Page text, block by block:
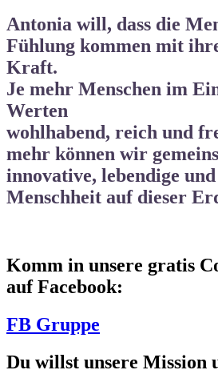
Antonia will, dass die
Fühlung kommen mit
Kraft.
Je mehr Menschen im
Werten
wohlhabend, reich und
mehr können wir
innovative, lebendige und
Menschheit auf dieser
Komm in unsere gratis
auf Facebook:
FB Gruppe
Du willst unsere Mission